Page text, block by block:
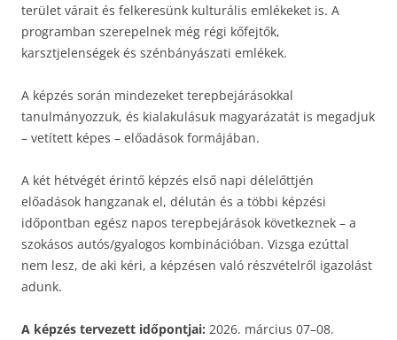
terület várait és felkeresünk kulturális emlékeket is. A
programban szerepelnek még régi kőfejtők,
karsztjelenségek és szénbányászati emlékek.
A képzés során mindezeket terepbejárásokkal
tanulmányozzuk, és kialakulásuk magyarázatát is megadjuk
– vetített képes – előadások formájában.
A két hétvégét érintő képzés első napi délelőttjén
előadások hangzanak el, délután és a többi képzési
időpontban egész napos terepbejárások következnek – a
szokásos autós/gyalogos kombinációban. Vizsga ezúttal
nem lesz, de aki kéri, a képzésen való részvételről igazolást
adunk.
A képzés tervezett időpontjai: 2026. március 07–08.